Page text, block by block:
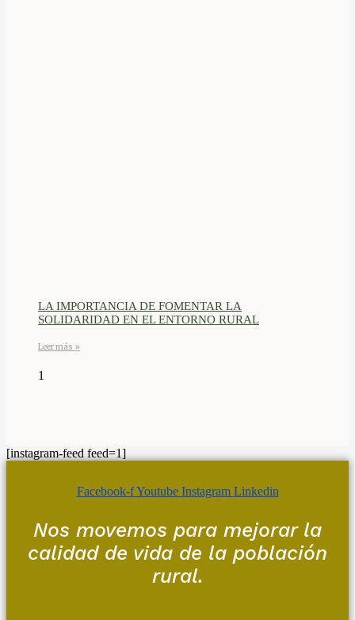
LA IMPORTANCIA DE FOMENTAR LA
SOLIDARIDAD EN EL ENTORNO RURAL
Leer más »
[instagram-feed feed=1]
Facebook-f Youtube Instagram Linkedin
Nos movemos para mejorar la
calidad de vida de la población
rural.